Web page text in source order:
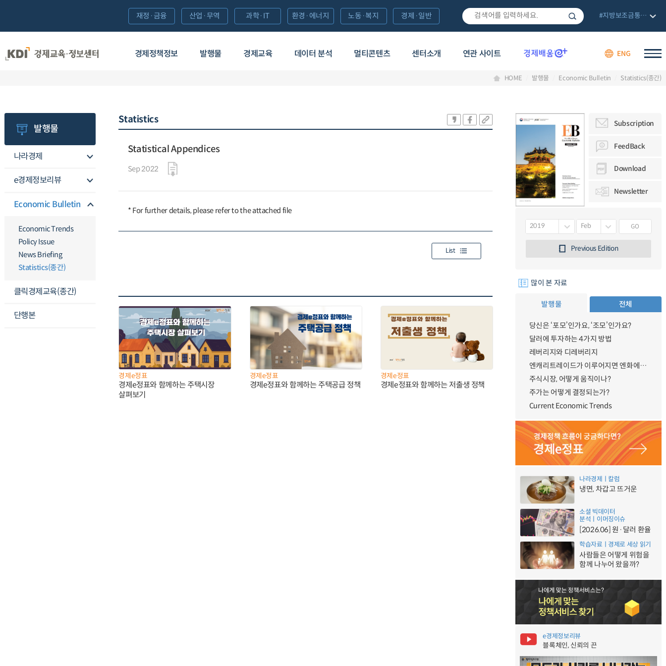
경제정책정보 발행물 경제교육 데이터 분석 멀티콘텐츠 센터소개 연관 사이트 ENG
재정·금융 산업·무역 과학·IT 환경·에너지 노동·복지 경제·일반 #지방보조금통합관리망
HOME 발행물 Economic Bulletin Statistics(종간)
발행물
나라경제
e경제정보리뷰
Economic Bulletin
Economic Trends
Policy Issue
News Briefing
Statistics(종간)
클릭경제교육(종간)
단행본
Statistics
Statistical Appendices
Sep 2022
* For further details, please refer to the attached file
List
경제e정표
경제e정표와 함께하는 주택시장
살펴보기
경제e정표
경제e정표와 함께하는 주택공급 정책
경제e정표
경제e정표와 함께하는 저출생 정책
Subscription
FeedBack
Download
Newsletter
GO
Previous Edition
많이 본 자료
발행물 전체
당신은 ‘포모’인가요, ‘조모’인가요?
달러에 투자하는 4가지 방법
레버리지와 디레버리지
엔캐리트레이드가 이루어지면 엔화에 대한 수요가 증가하지 않나요?
주식시장, 어떻게 움직이나?
주가는 어떻게 결정되는가?
Current Economic Trends
나라경제ㅣ칼럼
냉면, 차갑고 뜨거운
소셜 빅데이터
분석ㅣ이머징이슈
[2026.06] 원·달러 환율
학습자료ㅣ경제로 세상 읽기
사람들은 어떻게 위험을
함께 나누어 왔을까?
e경제정보리뷰
블록체인, 신뢰의 끈